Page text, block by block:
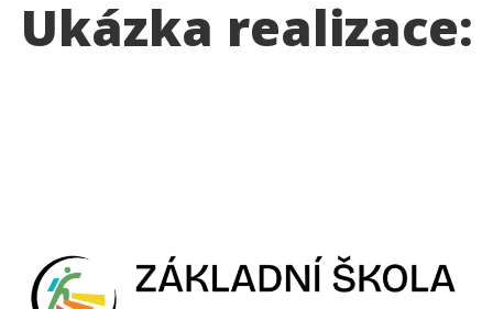
Ukázka realizace: